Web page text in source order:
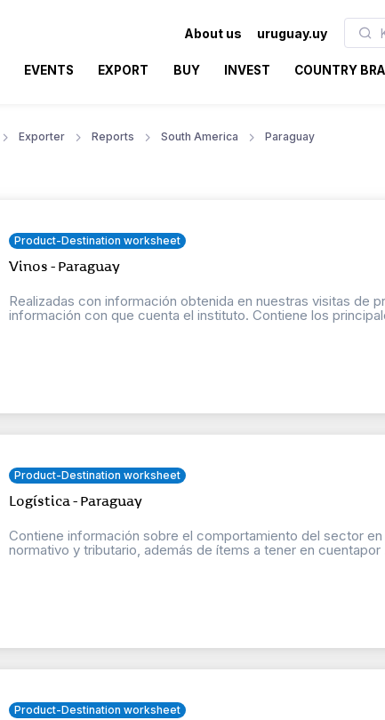
About us uruguay.uy
EVENTS EXPORT BUY INVEST COUNTRY
Exporter Reports South America Paraguay
Product-Destination worksheet
Vinos - Paraguay
Realizadas con información obtenida en nuestras visitas de
información con que cuenta el instituto. Contiene los
Product-Destination worksheet
Logística - Paraguay
Contiene información sobre el comportamiento del sector
normativo y tributario, además de ítems a tener en cuentapor
Product-Destination worksheet